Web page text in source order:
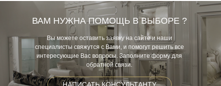
ВАМ НУЖНА ПОМОЩЬ В ВЫБОРЕ ?
Вы можете оставить заявку на сайте и наши
специалисты свяжутся с Вами, и помогут решить все
интересующие Вас вопросы. Заполните форму для
обратной связи.
НАПИСАТЬ КОНСУЛЬТАНТУ